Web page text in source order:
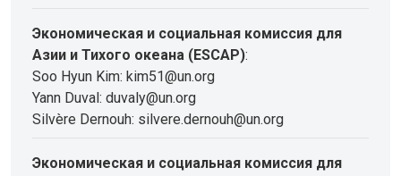
Экономическая и социальная комиссия для
Азии и Тихого океана (ESCAP):
Soo Hyun Kim: kim51@un.org
Yann Duval: duvaly@un.org
Silvère Dernouh: silvere.dernouh@un.org
Экономическая и социальная комиссия для